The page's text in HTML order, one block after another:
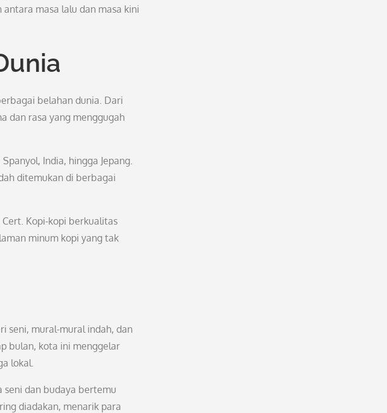
masa lalu dan masa kini
belahan dunia. Dari
dan rasa yang menggugah
India, hingga Jepang.
ditemukan di berbagai
Kopi-kopi berkualitas
minum kopi yang tak
seni, mural-mural indah, dan
bulan, kota ini menggelar
lokal.
seni dan budaya bertemu
diadakan, menarik para